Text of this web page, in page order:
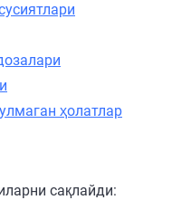
ҳолатлар
сақлайди: